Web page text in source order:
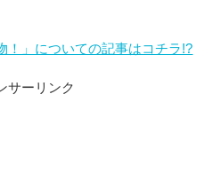
！」についての記事はコチラ!?
サーリンク